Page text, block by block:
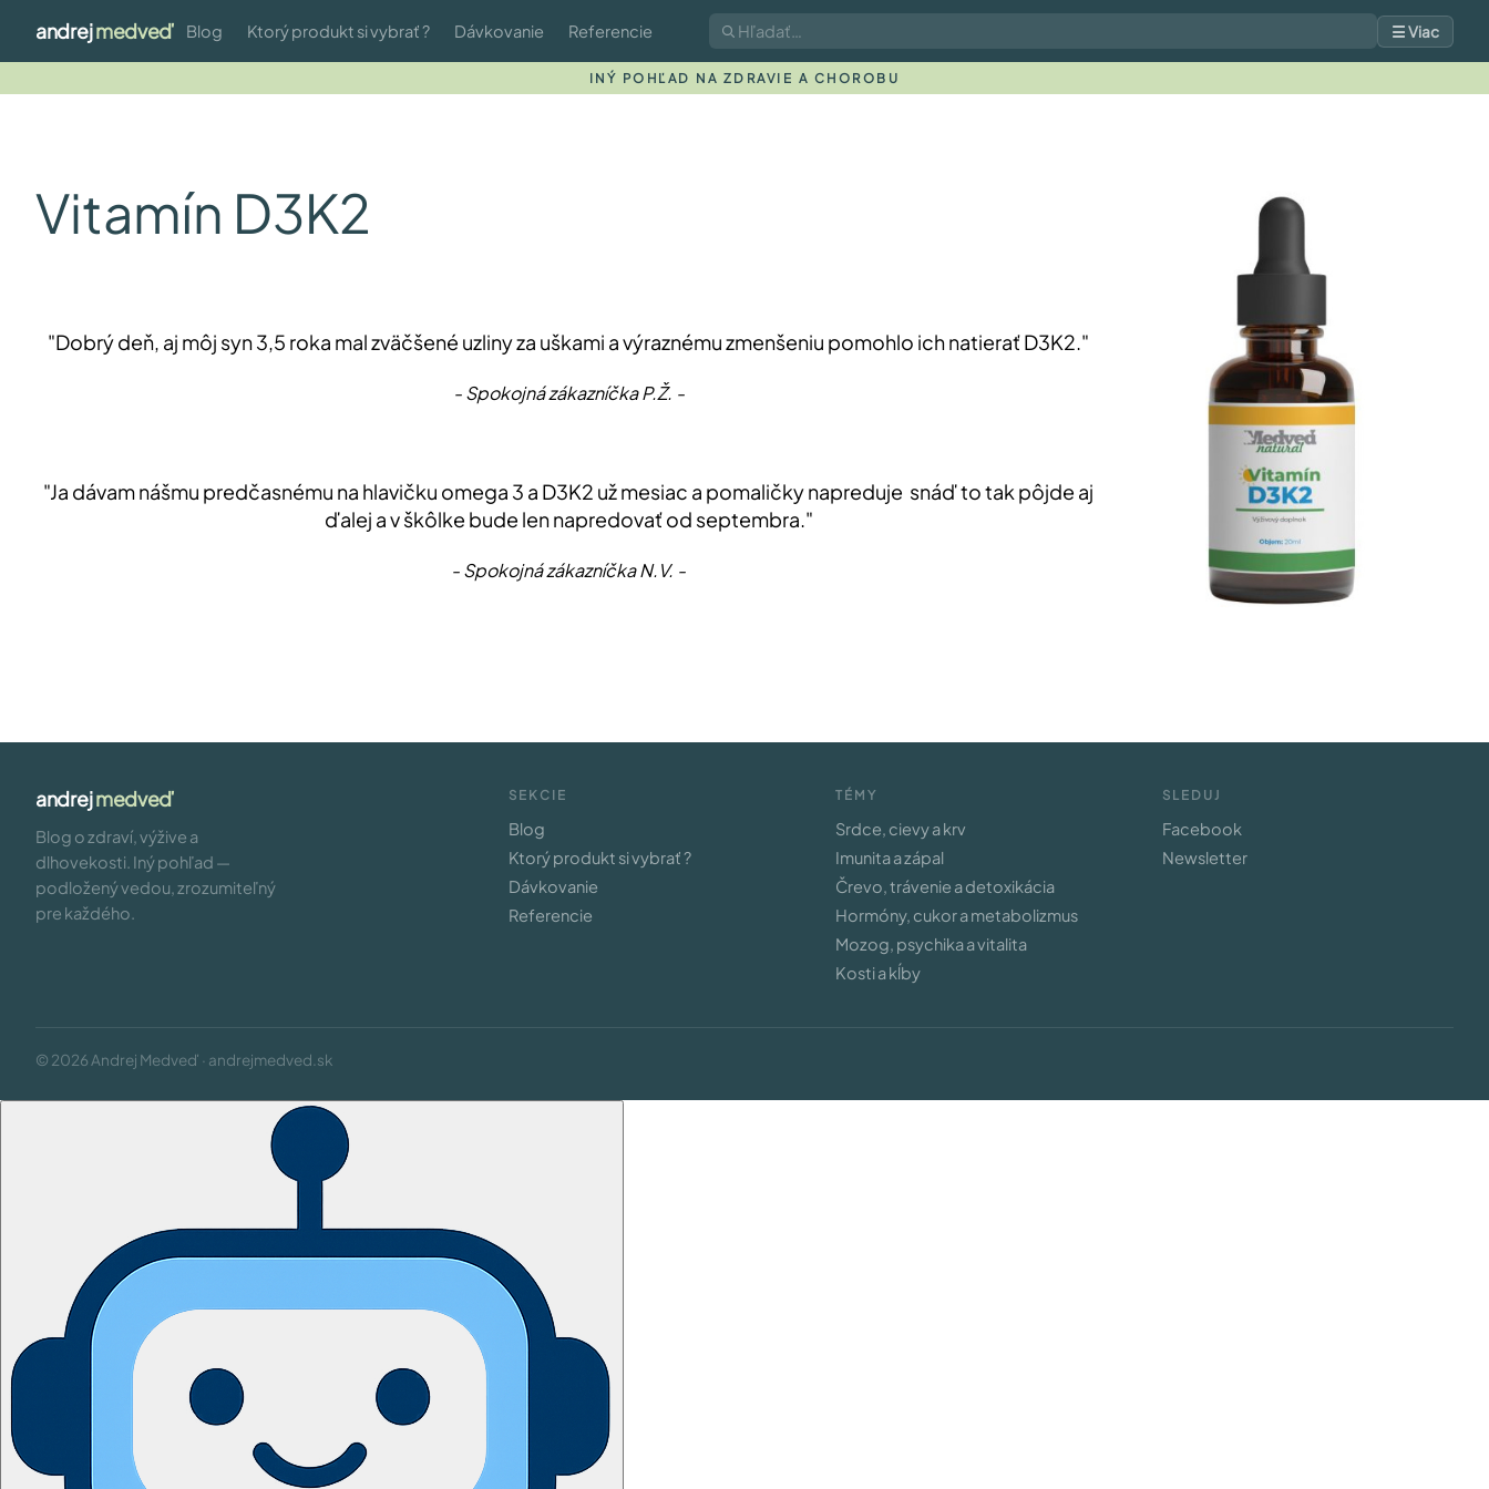
andrejmedveď Blog Ktorý produkt si vybrať ? Dávkovanie Referencie ☰ Viac
INÝ POHĽAD NA ZDRAVIE A CHOROBU
Vitamín D3K2
"Dobrý deň, aj môj syn 3,5 roka mal zväčšené uzliny za uškami a výraznému zmenšeniu pomohlo ich natierať D3K2."
- Spokojná zákazníčka P.Ž. -
"Ja dávam nášmu predčasnému na hlavičku omega 3 a D3K2 už mesiac a pomaličky napreduje snáď to tak pôjde aj
ďalej a v škôlke bude len napredovať od septembra."
- Spokojná zákazníčka N.V. -
andrejmedveď
Blog o zdraví, výžive a
dlhovekosti. Iný pohľad —
podložený vedou, zrozumiteľný
pre každého.
SEKCIE
Blog
Ktorý produkt si vybrať ?
Dávkovanie
Referencie
TÉMY
Srdce, cievy a krv
Imunita a zápal
Črevo, trávenie a detoxikácia
Hormóny, cukor a metabolizmus
Mozog, psychika a vitalita
Kosti a kĺby
SLEDUJ
Facebook
Newsletter
© 2026 Andrej Medveď · andrejmedved.sk